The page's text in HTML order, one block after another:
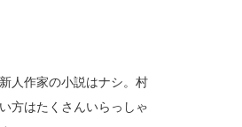
人作家の小説はナシ。村
方はたくさんいらっしゃ